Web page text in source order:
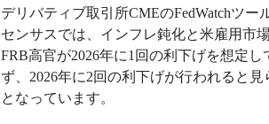
デリバティブ取引所CMEのFedWatchツー
センサスでは、インフレ鈍化と米雇用市
FRB高官が2026年に1回の利下げを想定し
ず、2026年に2回の利下げが行われると
となっています。